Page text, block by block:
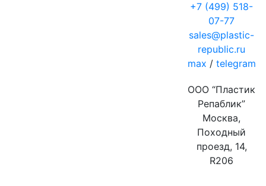
+7 (499) 518-
07-77
sales@plastic-
republic.ru
max / telegram
ООО “Пластик
Репаблик”
Москва,
Походный
проезд, 14,
R206